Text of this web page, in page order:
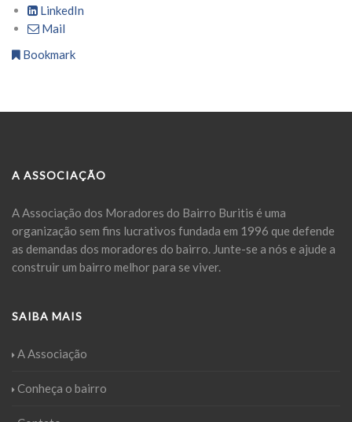
LinkedIn
Mail
Bookmark
A ASSOCIAÇÃO
A Associação dos Moradores do Bairro Buritis é uma
organização sem fins lucrativos fundada em 1996 que defende
as demandas dos moradores do bairro. Junte-se a nós e ajude a
construir um bairro melhor para se viver.
SAIBA MAIS
A Associação
Conheça o bairro